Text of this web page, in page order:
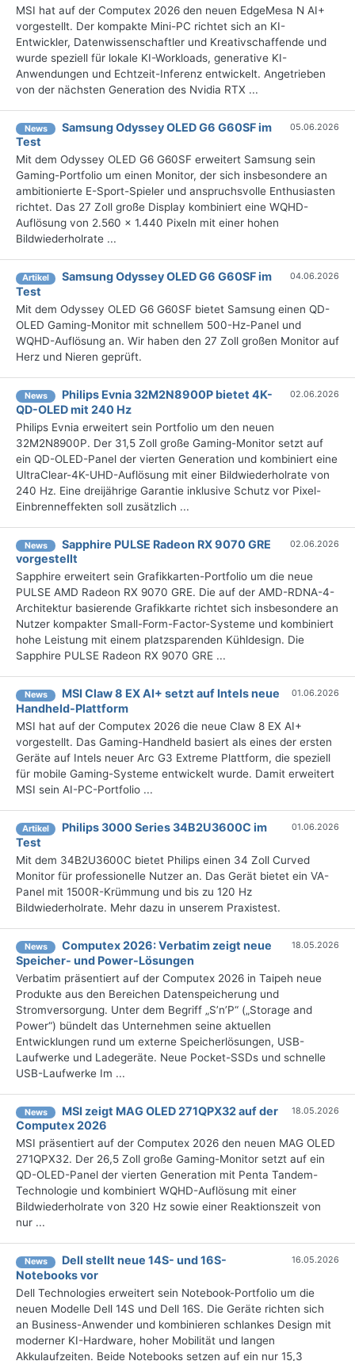
MSI hat auf der Computex 2026 den neuen EdgeMesa N AI+
vorgestellt. Der kompakte Mini-PC richtet sich an KI-
Entwickler, Datenwissenschaftler und Kreativschaffende und
wurde speziell für lokale KI-Workloads, generative KI-
Anwendungen und Echtzeit-Inferenz entwickelt. Angetrieben
von der nächsten Generation des Nvidia RTX ...
News
Samsung Odyssey OLED G6 G60SF im
Test
05.06.2026
Mit dem Odyssey OLED G6 G60SF erweitert Samsung sein
Gaming-Portfolio um einen Monitor, der sich insbesondere an
ambitionierte E-Sport-Spieler und anspruchsvolle Enthusiasten
richtet. Das 27 Zoll große Display kombiniert eine WQHD-
Auflösung von 2.560 x 1.440 Pixeln mit einer hohen
Bildwiederholrate ...
Artikel
Samsung Odyssey OLED G6 G60SF im
Test
04.06.2026
Mit dem Odyssey OLED G6 G60SF bietet Samsung einen QD-
OLED Gaming-Monitor mit schnellem 500-Hz-Panel und
WQHD-Auflösung an. Wir haben den 27 Zoll großen Monitor auf
Herz und Nieren geprüft.
News
Philips Evnia 32M2N8900P bietet 4K-
QD-OLED mit 240 Hz
02.06.2026
Philips Evnia erweitert sein Portfolio um den neuen
32M2N8900P. Der 31,5 Zoll große Gaming-Monitor setzt auf
ein QD-OLED-Panel der vierten Generation und kombiniert eine
UltraClear-4K-UHD-Auflösung mit einer Bildwiederholrate von
240 Hz. Eine dreijährige Garantie inklusive Schutz vor Pixel-
Einbrenneffekten soll zusätzlich ...
News
Sapphire PULSE Radeon RX 9070 GRE
vorgestellt
02.06.2026
Sapphire erweitert sein Grafikkarten-Portfolio um die neue
PULSE AMD Radeon RX 9070 GRE. Die auf der AMD-RDNA-4-
Architektur basierende Grafikkarte richtet sich insbesondere an
Nutzer kompakter Small-Form-Factor-Systeme und kombiniert
hohe Leistung mit einem platzsparenden Kühldesign. Die
Sapphire PULSE Radeon RX 9070 GRE ...
News
MSI Claw 8 EX AI+ setzt auf Intels neue
Handheld-Plattform
01.06.2026
MSI hat auf der Computex 2026 die neue Claw 8 EX AI+
vorgestellt. Das Gaming-Handheld basiert als eines der ersten
Geräte auf Intels neuer Arc G3 Extreme Plattform, die speziell
für mobile Gaming-Systeme entwickelt wurde. Damit erweitert
MSI sein AI-PC-Portfolio ...
Artikel
Philips 3000 Series 34B2U3600C im
Test
01.06.2026
Mit dem 34B2U3600C bietet Philips einen 34 Zoll Curved
Monitor für professionelle Nutzer an. Das Gerät bietet ein VA-
Panel mit 1500R-Krümmung und bis zu 120 Hz
Bildwiederholrate. Mehr dazu in unserem Praxistest.
News
Computex 2026: Verbatim zeigt neue
Speicher- und Power-Lösungen
18.05.2026
Verbatim präsentiert auf der Computex 2026 in Taipeh neue
Produkte aus den Bereichen Datenspeicherung und
Stromversorgung. Unter dem Begriff „S’n’P“ („Storage and
Power“) bündelt das Unternehmen seine aktuellen
Entwicklungen rund um externe Speicherlösungen, USB-
Laufwerke und Ladegeräte. Neue Pocket-SSDs und schnelle
USB-Laufwerke Im ...
News
MSI zeigt MAG OLED 271QPX32 auf der
Computex 2026
18.05.2026
MSI präsentiert auf der Computex 2026 den neuen MAG OLED
271QPX32. Der 26,5 Zoll große Gaming-Monitor setzt auf ein
QD-OLED-Panel der vierten Generation mit Penta Tandem-
Technologie und kombiniert WQHD-Auflösung mit einer
Bildwiederholrate von 320 Hz sowie einer Reaktionszeit von
nur ...
News
Dell stellt neue 14S- und 16S-
Notebooks vor
16.05.2026
Dell Technologies erweitert sein Notebook-Portfolio um die
neuen Modelle Dell 14S und Dell 16S. Die Geräte richten sich
an Business-Anwender und kombinieren schlankes Design mit
moderner KI-Hardware, hoher Mobilität und langen
Akkulaufzeiten. Beide Notebooks setzen auf ein nur 15,3